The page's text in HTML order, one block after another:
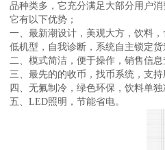
品种类多，它充分满足大部分用户消
它有以下优势；
一、 最新潮设计，美观大方，饮料
低机型，自我诊断，系统自主锁定货
二、 模式简洁，便于操作，销售信
三、 最先的的收币，找币系统，支
四、 无氟制冷，绿色环保，饮料单
五、 LED照明，节能省电。